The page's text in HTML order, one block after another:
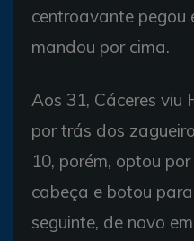
centroavante pegou
mandou por cima.
Aos 31, Cáceres viu
por trás dos
10, porém, optou
cabeça e botou
seguinte, de novo